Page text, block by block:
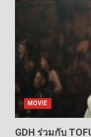
MOVIE
GDH ร่วมกับ